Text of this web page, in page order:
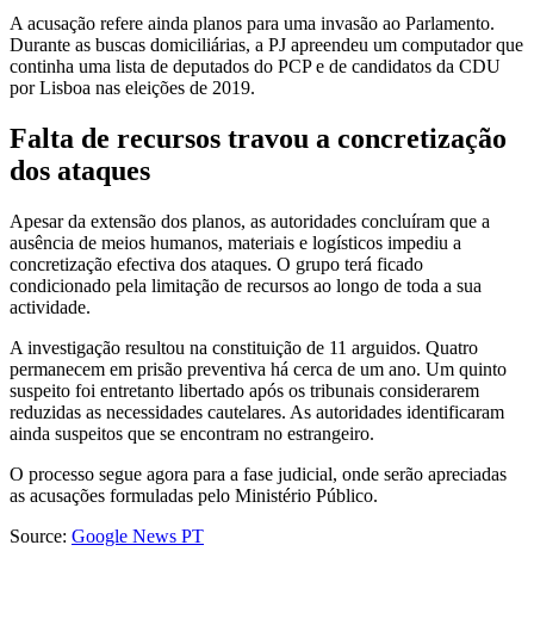
A acusação refere ainda planos para uma invasão ao Parlamento.
Durante as buscas domiciliárias, a PJ apreendeu um computador que
continha uma lista de deputados do PCP e de candidatos da CDU
por Lisboa nas eleições de 2019.
Falta de recursos travou a concretização
dos ataques
Apesar da extensão dos planos, as autoridades concluíram que a
ausência de meios humanos, materiais e logísticos impediu a
concretização efectiva dos ataques. O grupo terá ficado
condicionado pela limitação de recursos ao longo de toda a sua
actividade.
A investigação resultou na constituição de 11 arguidos. Quatro
permanecem em prisão preventiva há cerca de um ano. Um quinto
suspeito foi entretanto libertado após os tribunais considerarem
reduzidas as necessidades cautelares. As autoridades identificaram
ainda suspeitos que se encontram no estrangeiro.
O processo segue agora para a fase judicial, onde serão apreciadas
as acusações formuladas pelo Ministério Público.
Source: Google News PT